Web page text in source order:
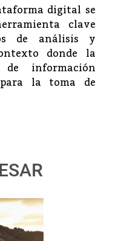
digital se
clave
de análisis y
donde la
información
la toma de